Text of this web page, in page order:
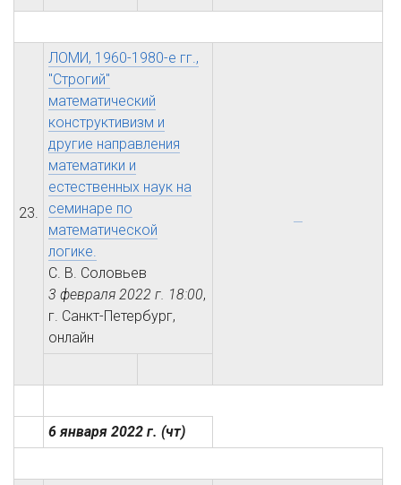
23.
ЛОМИ, 1960-1980-е гг.,
"Строгий"
математический
конструктивизм и
другие направления
математики и
естественных наук на
семинаре по
математической
логике.
С. В. Соловьев
3 февраля 2022 г. 18:00,
г. Санкт-Петербург,
онлайн
6 января 2022 г. (чт)